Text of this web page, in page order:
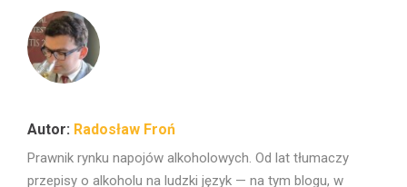
Radosław Froń
Prawnik rynku napojów alkoholowych. Od lat tłumaczy
przepisy o alkoholu na ludzki język — na tym blogu, w